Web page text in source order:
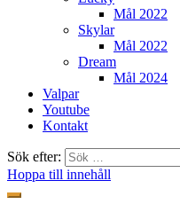
Mål 2022
Skylar
Mål 2022
Dream
Mål 2024
Valpar
Youtube
Kontakt
Sök efter:
Hoppa till innehåll